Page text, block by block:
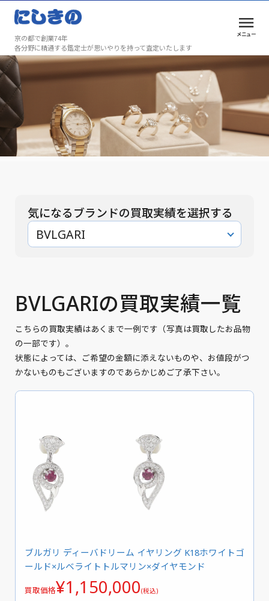
京の都で創業74年
各分野に精通する鑑定士が思いやりを持って査定いたします
メニュー
買取実績
気になるブランドの買取実績を選択する
BVLGARI
BVLGARIの買取実績一覧
こちらの買取実績はあくまで一例です（写真は買取したお品物
の一部です）。
状態によっては、ご希望の金額に添えないものや、お値段がつ
かないものもございますのであらかじめご了承下さい。
ブルガリ ディーバドリーム イヤリング K18ホワイトゴ
ールド×ルベライトトルマリン×ダイヤモンド
買取価格¥1,150,000(税込)